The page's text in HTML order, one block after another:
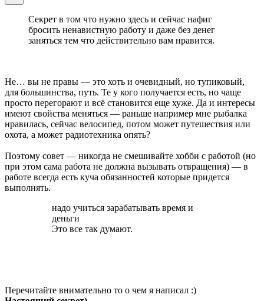
Секрет в том что нужно здесь и сейчас нафиг
бросить ненавистную работу и даже без денег
заняться тем что действительно вам нравится.
Не… вы не правы — это хоть и очевидный, но тупиковый,
для большинства, путь. Те у кого получается есть, но чаще
просто перегорают и всё становится еще хуже. Да и интересы
имеют свойства меняться — раньше например мне рыбалка
нравилась, сейчас велосипед, потом может путешествия или
охота, а может радиотехника опять?
Поэтому совет — никогда не смешивайте хобби с работой (но
при этом сама работа не должна вызывать отвращения) — в
работе всегда есть куча обязанностей которые придется
выполнять.
надо учиться зарабатывать время и
деньги
Это все так думают.
Перечитайте внимательно то о чем я написал :)